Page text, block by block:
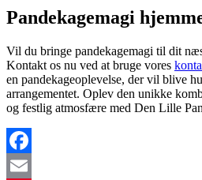
Pandekagemagi
Vil du bringe pandekagemagi til dit
Kontakt os nu ved at bruge vores
en pandekageoplevelse, der vil blive
arrangementet. Oplev den unikke
og festlig atmosfære med Den Lille
Facebook